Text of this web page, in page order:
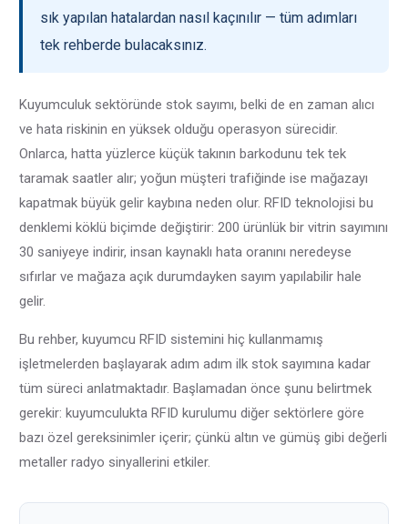
sık yapılan hatalardan nasıl kaçınılır — tüm adımları
tek rehberde bulacaksınız.
Kuyumculuk sektöründe stok sayımı, belki de en zaman alıcı
ve hata riskinin en yüksek olduğu operasyon sürecidir.
Onlarca, hatta yüzlerce küçük takının barkodunu tek tek
taramak saatler alır; yoğun müşteri trafiğinde ise mağazayı
kapatmak büyük gelir kaybına neden olur. RFID teknolojisi bu
denklemi köklü biçimde değiştirir: 200 ürünlük bir vitrin sayımını
30 saniyeye indirir, insan kaynaklı hata oranını neredeyse
sıfırlar ve mağaza açık durumdayken sayım yapılabilir hale
gelir.
Bu rehber, kuyumcu RFID sistemini hiç kullanmamış
işletmelerden başlayarak adım adım ilk stok sayımına kadar
tüm süreci anlatmaktadır. Başlamadan önce şunu belirtmek
gerekir: kuyumculukta RFID kurulumu diğer sektörlere göre
bazı özel gereksinimler içerir; çünkü altın ve gümüş gibi değerli
metaller radyo sinyallerini etkiler.